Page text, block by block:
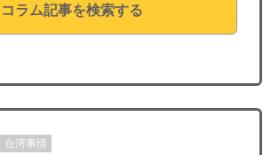
コラム記事を検索する
台湾事情